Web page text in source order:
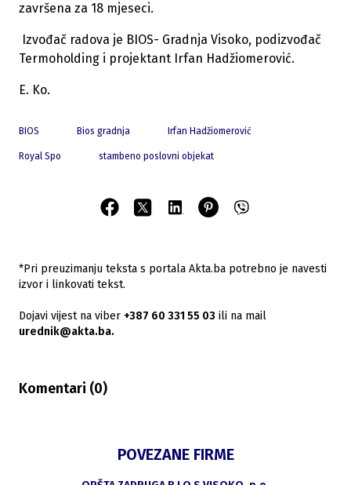
završena za 18 mjeseci.
Izvođač radova je BIOS- Gradnja Visoko, podizvođač
Termoholding i projektant Irfan Hadžiomerović.
E. Ko.
BIOS Bios gradnja Irfan Hadžiomerović
Royal Spo stambeno poslovni objekat
*Pri preuzimanju teksta s portala Akta.ba potrebno je navesti
izvor i linkovati tekst.
Dojavi vijest na viber +387 60 331 55 03 ili na mail
urednik@akta.ba.
Komentari (0)
POVEZANE FIRME